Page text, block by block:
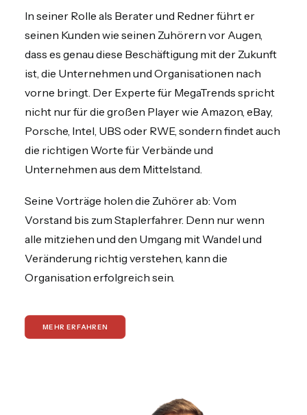
In seiner Rolle als Berater und Redner führt er
seinen Kunden wie seinen Zuhörern vor Augen,
dass es genau diese Beschäftigung mit der Zukunft
ist, die Unternehmen und Organisationen nach
vorne bringt. Der Experte für MegaTrends spricht
nicht nur für die großen Player wie Amazon, eBay,
Porsche, Intel, UBS oder RWE, sondern findet auch
die richtigen Worte für Verbände und
Unternehmen aus dem Mittelstand.
Seine Vorträge holen die Zuhörer ab: Vom
Vorstand bis zum Staplerfahrer. Denn nur wenn
alle mitziehen und den Umgang mit Wandel und
Veränderung richtig verstehen, kann die
Organisation erfolgreich sein.
MEHR ERFAHREN